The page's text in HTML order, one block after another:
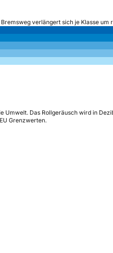
verlängert sich je Klasse um
Das Rollgeräusch wird in
Grenzwerten.